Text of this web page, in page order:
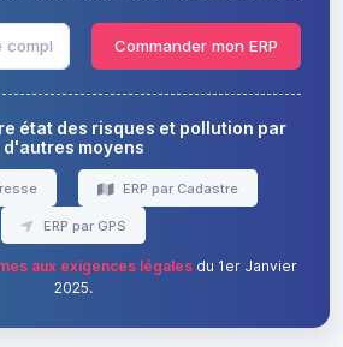
Commander mon ERP
état des risques et pollution par
d'autres moyens
ERP par Cadastre
ERP par GPS
aux exigences légalesdu 1er Janvier
2025.